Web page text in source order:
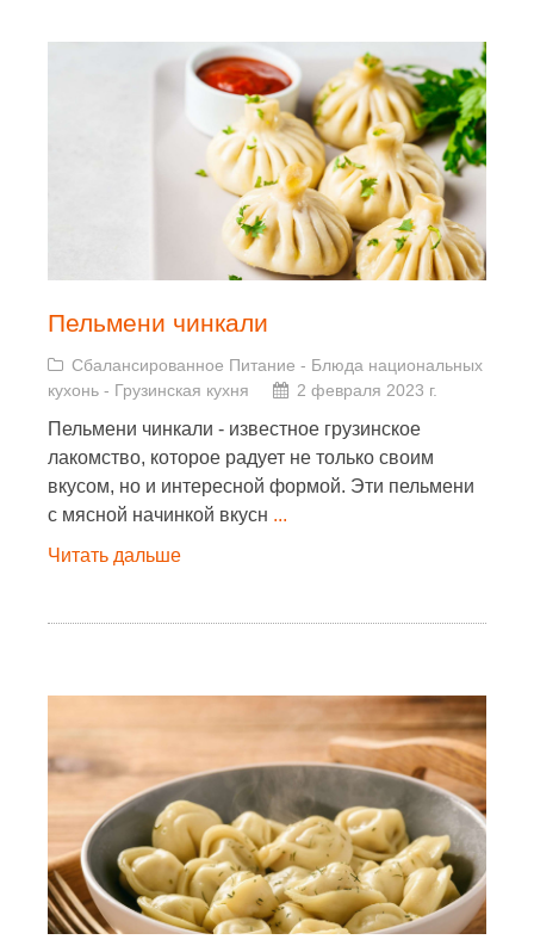
Пельмени чинкали
Сбалансированное Питание - Блюда национальных
кухонь - Грузинская кухня 2 февраля 2023 г.
Пельмени чинкали - известное грузинское
лакомство, которое радует не только своим
вкусом, но и интересной формой. Эти пельмени
с мясной начинкой вкусн ...
Читать дальше